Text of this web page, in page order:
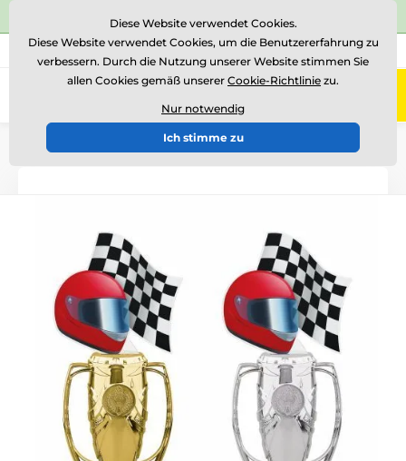
⭐Siehe 504 verifizierte Bewertungen auf
Rufen Sie uns an (Mo-Fr 15-18) +43 676 361 37 22
0
Einführung Acryltrophäen
Diese Website verwendet Cookies.
Diese Website verwendet Cookies, um die Benutzererfahrung zu
verbessern. Durch die Nutzung unserer Website stimmen Sie
allen Cookies gemäß unserer Cookie-Richtlinie zu.
Nur notwendig
Ich stimme zu